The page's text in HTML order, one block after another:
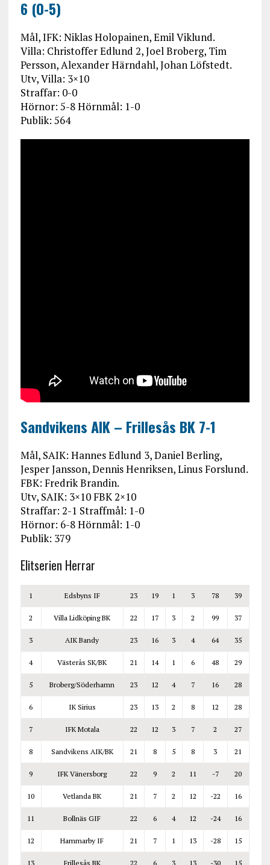
6 (0-5)
Mål, IFK: Niklas Holopainen, Emil Viklund.
Villa: Christoffer Edlund 2, Joel Broberg, Tim
Persson, Alexander Härndahl, Johan Löfstedt.
Utv, Villa: 3×10
Straffar: 0-0
Hörnor: 5-8 Hörnmål: 1-0
Publik: 564
Sandvikens AIK – Frillesås BK 7-1
Mål, SAIK: Hannes Edlund 3, Daniel Berling,
Jesper Jansson, Dennis Henriksen, Linus Forslund.
FBK: Fredrik Brandin.
Utv, SAIK: 3×10 FBK 2×10
Straffar: 2-1 Straffmål: 1-0
Hörnor: 6-8 Hörnmål: 1-0
Publik: 379
Elitserien Herrar
1 Edsbyns IF 23 19 1 3 78 39
2 Villa Lidköping BK 22 17 3 2 99 37
3 AIK Bandy 23 16 3 4 64 35
4 Västerås SK/BK 21 14 1 6 48 29
5 Broberg/Söderhamn 23 12 4 7 16 28
6 IK Sirius 23 13 2 8 12 28
7 IFK Motala 22 12 3 7 2 27
8 Sandvikens AIK/BK 21 8 5 8 3 21
9 IFK Vänersborg 22 9 2 11 -7 20
10 Vetlanda BK 21 7 2 12 -22 16
11 Bollnäs GIF 22 6 4 12 -24 16
12 Hammarby IF 21 7 1 13 -28 15
13 Frillesås BK 22 6 3 13 -30 15